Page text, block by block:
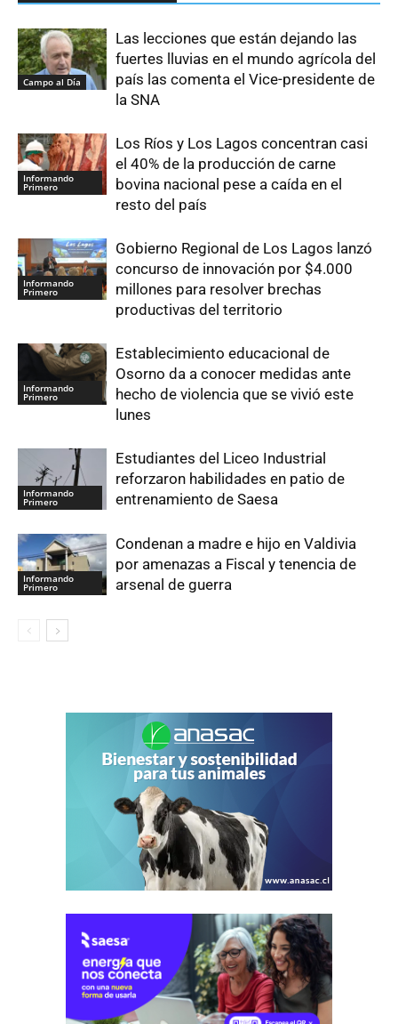
Campo al Día
Las lecciones que están dejando las
fuertes lluvias en el mundo agrícola del
país las comenta el Vice-presidente de
la SNA
Informando
Primero
Los Ríos y Los Lagos concentran casi
el 40% de la producción de carne
bovina nacional pese a caída en el
resto del país
Informando
Primero
Gobierno Regional de Los Lagos lanzó
concurso de innovación por $4.000
millones para resolver brechas
productivas del territorio
Informando
Primero
Establecimiento educacional de
Osorno da a conocer medidas ante
hecho de violencia que se vivió este
lunes
Informando
Primero
Estudiantes del Liceo Industrial
reforzaron habilidades en patio de
entrenamiento de Saesa
Informando
Primero
Condenan a madre e hijo en Valdivia
por amenazas a Fiscal y tenencia de
arsenal de guerra